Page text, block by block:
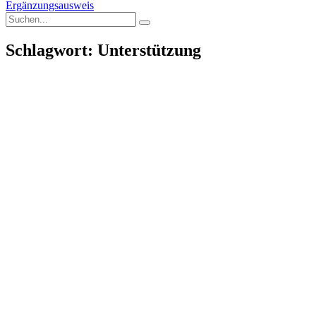
Ergänzungsausweis
Schlagwort: Unterstützung